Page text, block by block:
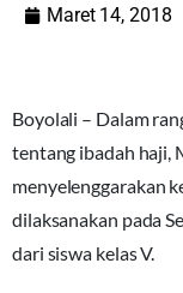
Maret 14, 2018
Boyolali – Dalam
tentang ibadah haji,
menyelenggarakan
dilaksanakan pada
dari siswa kelas V.